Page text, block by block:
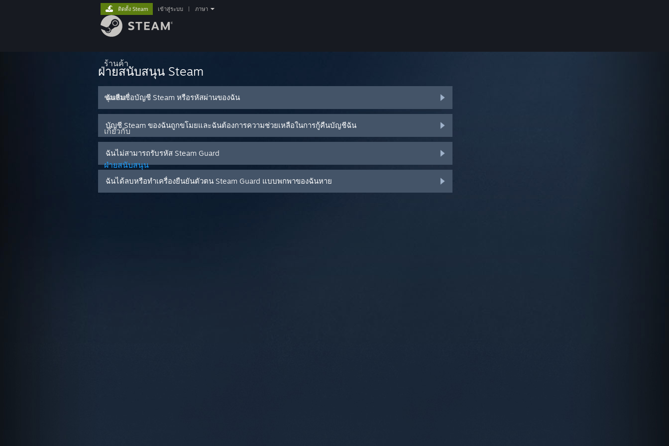
ร้านค้า
ชุมชน
เกี่ยวกับ
ฝ่ายสนับสนุน
ติดตั้ง Steam เข้าสู่ระบบ ภาษา
ฝ่ายสนับสนุน Steam
ฉันลืมชื่อบัญชี Steam หรือรหัสผ่านของฉัน
บัญชี Steam ของฉันถูกขโมยและฉันต้องการความช่วยเหลือในการกู้คืนบัญชีฉัน
ฉันไม่สามารถรับรหัส Steam Guard
ฉันได้ลบหรือทำเครื่องยืนยันตัวตน Steam Guard แบบพกพาของฉันหาย